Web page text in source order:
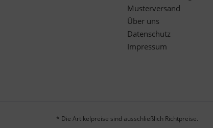
Musterversand
Über uns
Datenschutz
Impressum
* Die Artikelpreise sind ausschließlich Richtpreise.